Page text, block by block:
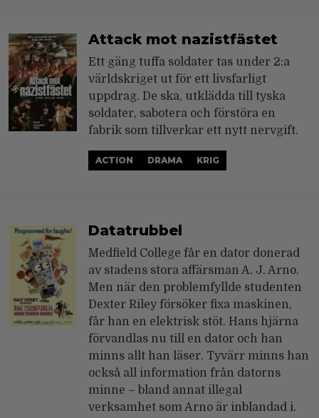
Attack mot nazistfästet
Ett gäng tuffa soldater tas under 2:a
världskriget ut för ett livsfarligt
uppdrag. De ska, utklädda till tyska
soldater, sabotera och förstöra en
fabrik som tillverkar ett nytt nervgift.
ACTION DRAMA KRIG
Datatrubbel
Medfield College får en dator donerad
av stadens stora affärsman A. J. Arno.
Men när den problemfyllde studenten
Dexter Riley försöker fixa maskinen,
får han en elektrisk stöt. Hans hjärna
förvandlas nu till en dator och han
minns allt han läser. Tyvärr minns han
också all information från datorns
minne – bland annat illegal
verksamhet som Arno är inblandad i.